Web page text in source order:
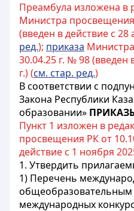
Преамбула изложена в
Министра
(введен в действие с 28
ред.); приказа
30.04.25 г. № 98 (введен
г.) (см. стар. ред.)
В соответствии с
Закона Республики
образовании»
Пункт 1 изложен в
просвещения РК от
действие с 1 ноября
1. Утвердить
1) Перечень
общеобразовательным
международных